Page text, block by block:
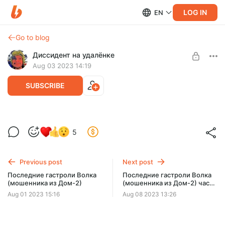
EN LOG IN
Go to blog
Диссидент на удалёнке
Aug 03 2023 14:19
SUBSCRIBE
Последние гастроли Волка (мошенника
из Дом-2) часть вторая
Level required:
UNLOCK POST
5
Previous post
Последние гастроли Волка
(мошенника из Дом-2)
Aug 01 2023 15:16
Next post
Последние гастроли Волка
(мошенника из Дом-2) часть
третья
Aug 08 2023 13:26